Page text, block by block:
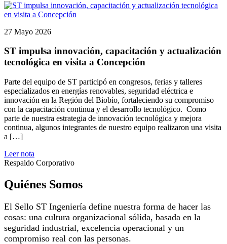
27 Mayo 2026
ST impulsa innovación, capacitación y actualización
tecnológica en visita a Concepción
Parte del equipo de ST participó en congresos, ferias y talleres
especializados en energías renovables, seguridad eléctrica e
innovación en la Región del Biobío, fortaleciendo su compromiso
con la capacitación continua y el desarrollo tecnológico. Como
parte de nuestra estrategia de innovación tecnológica y mejora
continua, algunos integrantes de nuestro equipo realizaron una visita
a […]
Leer nota
Respaldo Corporativo
Quiénes Somos
El Sello ST Ingeniería define nuestra forma de hacer las
cosas: una cultura organizacional sólida, basada en la
seguridad industrial, excelencia operacional y un
compromiso real con las personas.